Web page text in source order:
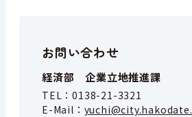
お問い合わせ
経済部 企業立地推進課
TEL：0138-21-3321
E-Mail：